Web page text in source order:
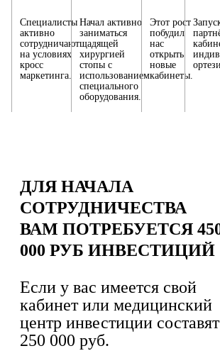
Специалисты
активно
сотрудничают
на условиях
кросс
маркетинга.
Начал активно
заниматься
щадящей
хирургией
стопы с
использованием
специального
оборудования.
Этот рост
побудил
нас
открыть
новые
кабинеты.
ДЛЯ НАЧАЛА
СОТРУДНИЧЕСТВА
ВАМ ПОТРЕБУЕТСЯ
000 РУБ ИНВЕСТИЦИЙ
Если у вас имеется свой
кабинет или медицинский
центр инвестиции составят
250 000 руб.